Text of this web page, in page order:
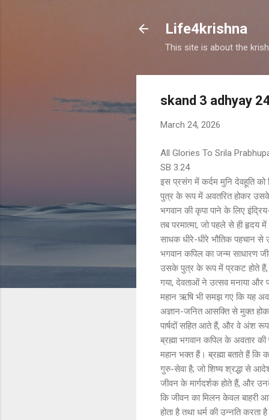
Life4krishna
This site is about the
skand 3 adhyay
March 24, 2026
All Glories To Srila
SB 3.24
इस प्रसंग में कर्दम मुनि देवहूति
पुत्र के रूप में अवतरित होकर उसके
भगवान की कृपा पाने के लिए
तब परमात्मा, जो पहले से ही हृदय
साधक धीरे-धीरे भौतिक पहचान से
भगवान कपिल का जन्म साधारण
उसके पुत्र के रूप में प्रकट होते हैं,
गया, देवताओं ने उत्सव मनाया और
महान ऋषि भी समझ गए कि यह
अज्ञान-जनित आसक्ति से मुक्त
पार्षदों सहित आते हैं, और वे अंश
ब्रह्मा भगवान कपिल के अवतार
महान भक्त हैं। ब्रह्मा बताते हैं
गुरु-सेवा है; जो शिष्य श्रद्धा से
जीवन के मार्गदर्शक होते हैं, और
कि जीवन का मिलन केवल बाहरी
होता है तथा धर्म की उन्नति